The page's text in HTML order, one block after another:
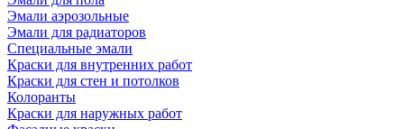
Эмали аэрозольные
Эмали для радиаторов
Специальные эмали
Краски для внутренних работ
Краски для стен и потолков
Колоранты
Краски для наружных работ